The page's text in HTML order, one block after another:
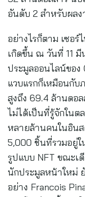
อันดับ 2 สำหรับผล
อย่างไรก็ตาม เซอ
เกิดขึ้น ณ วันที่ 11
ประมูลออนไลน์ของ
แวบแรกก็เหมือนกับ
สูงถึง 69.4 ล้านดอ
ไม่ได้เป็นที่รู้จักในต
หลายล้านคนในอิน
5,000 ชิ้นที่รวมอยู่ใ
รูปแบบ NFT ขณะเ
นักประมูลหน้าใหม่
อย่าง Francois